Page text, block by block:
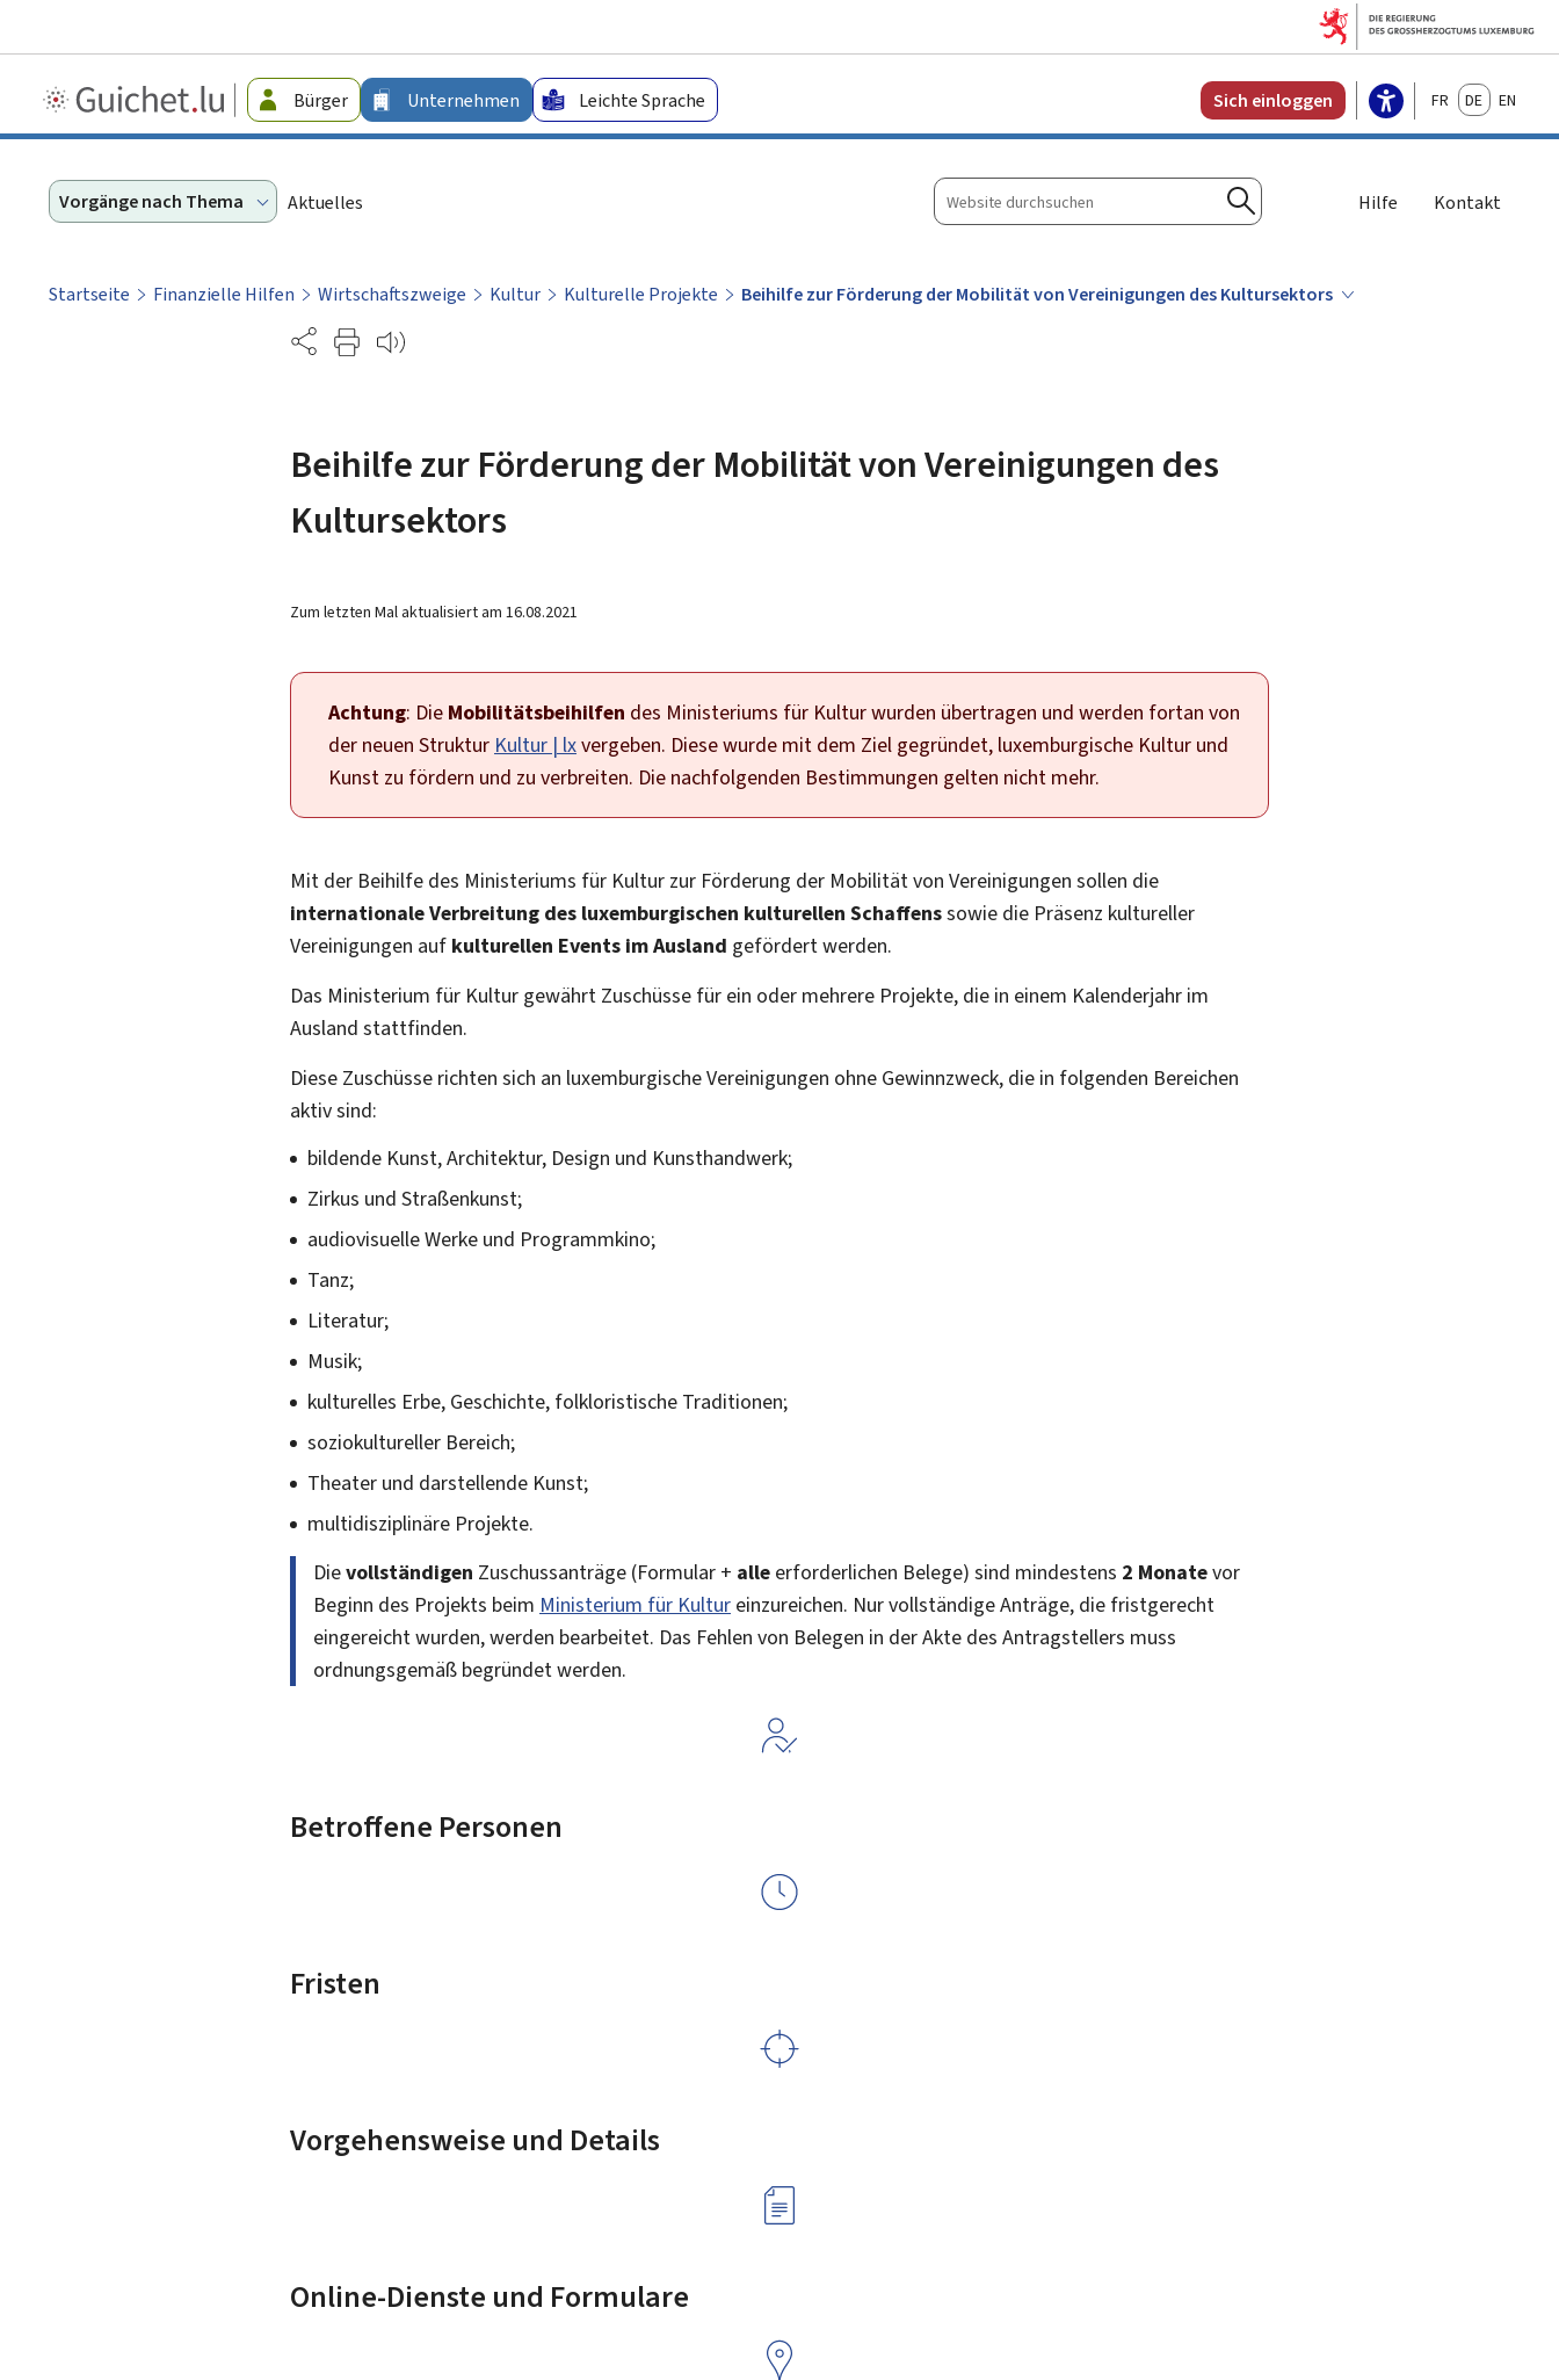
Guichet.lu
-
Bürger Unternehmen Leichte Sprache Sich einloggen FrançaisDeutschEnglish
Vorgänge nach Thema Aktuelles
Website
durchsuchen
Suchen
Hilfe Kontakt
Startseite Finanzielle Hilfen Wirtschaftszweige Kultur Kulturelle Projekte
Beihilfe zur Förderung der Mobilität von Vereinigungen des Kultursektors
Partage
Beihilfe zur Förderung der Mobilität von Vereinigungen des
Kultursektors
Zum letzten Mal aktualisiert am 16.08.2021
Achtung: Die Mobilitätsbeihilfen des Ministeriums für Kultur wurden übertragen und werden fortan von
der neuen Struktur Kultur | lxvergeben. Diese wurde mit dem Ziel gegründet, luxemburgische Kultur und
Kunst zu fördern und zu verbreiten. Die nachfolgenden Bestimmungen gelten nicht mehr.
Mit der Beihilfe des Ministeriums für Kultur zur Förderung der Mobilität von Vereinigungen sollen die
internationale Verbreitung des luxemburgischen kulturellen Schaffenssowie die Präsenz kultureller
Vereinigungen auf kulturellen Events im Ausland gefördert werden.
Das Ministerium für Kultur gewährt Zuschüsse für ein oder mehrere Projekte, die in einem Kalenderjahr im
Ausland stattfinden.
Diese Zuschüsse richten sich an luxemburgische Vereinigungen ohne Gewinnzweck, die in folgenden Bereichen
aktiv sind:
bildende Kunst, Architektur, Design und Kunsthandwerk;
Zirkus und Straßenkunst;
audiovisuelle Werke und Programmkino;
Tanz;
Literatur;
Musik;
kulturelles Erbe, Geschichte, folkloristische Traditionen;
soziokultureller Bereich;
Theater und darstellende Kunst;
multidisziplinäre Projekte.
Dievollständigen Zuschussanträge (Formular + alle erforderlichen Belege) sind mindestens 2 Monatevor
Beginn des Projekts beim Ministerium für Kultur einzureichen. Nur vollständige Anträge, die fristgerecht
eingereicht wurden, werden bearbeitet. Das Fehlen von Belegen in der Akte des Antragstellers muss
ordnungsgemäß begründet werden.
Betroffene Personen
Fristen
Vorgehensweise und Details
Online-Dienste und Formulare